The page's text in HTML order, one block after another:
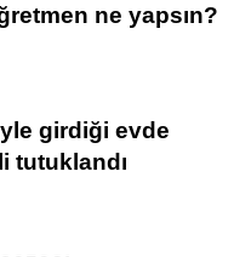
ne yapsın?
girdiği evde
tutuklandı